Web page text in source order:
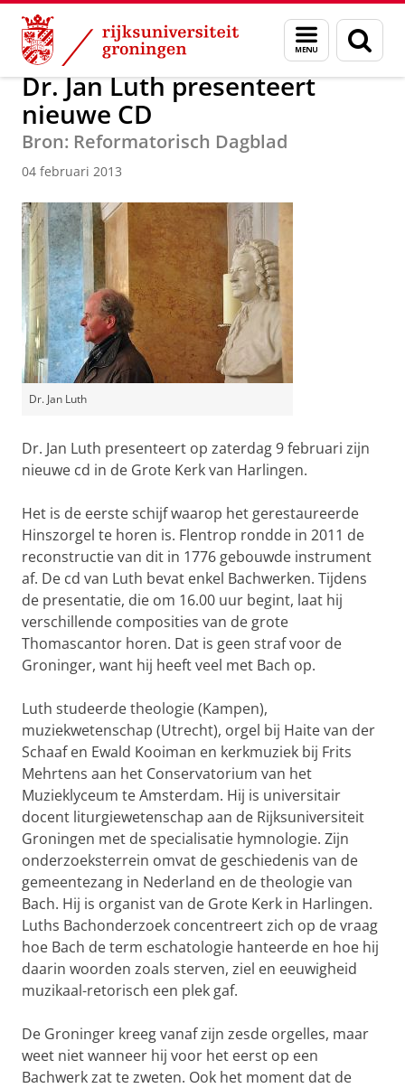
Skip
Content
Skip
Navigation
Menu
en
zoeken
Over ons Actueel Nieuws Nieuwsberichten
Dr. Jan Luth presenteert
nieuwe CD
Bron: Reformatorisch Dagblad
04 februari 2013
Dr. Jan Luth
Dr. Jan Luth presenteert op zaterdag 9 februari zijn
nieuwe cd in de Grote Kerk van Harlingen.
Het is de eerste schijf waarop het gerestaureerde
Hinszorgel te horen is. Flentrop rondde in 2011 de
reconstructie van dit in 1776 gebouwde instrument
af. De cd van Luth bevat enkel Bachwerken. Tijdens
de presentatie, die om 16.00 uur begint, laat hij
verschillende composities van de grote
Thomascantor horen. Dat is geen straf voor de
Groninger, want hij heeft veel met Bach op.
Luth studeerde theologie (Kampen),
muziekwetenschap (Utrecht), orgel bij Haite van der
Schaaf en Ewald Kooiman en kerkmuziek bij Frits
Mehrtens aan het Conservatorium van het
Muzieklyceum te Amsterdam. Hij is universitair
docent liturgiewetenschap aan de Rijksuniversiteit
Groningen met de specialisatie hymnologie. Zijn
onderzoeksterrein omvat de geschiedenis van de
gemeentezang in Nederland en de theologie van
Bach. Hij is organist van de Grote Kerk in Harlingen.
Luths Bachonderzoek concentreert zich op de vraag
hoe Bach de term eschatologie hanteerde en hoe hij
daarin woorden zoals sterven, ziel en eeuwigheid
muzikaal-retorisch een plek gaf.
De Groninger kreeg vanaf zijn zesde orgelles, maar
weet niet wanneer hij voor het eerst op een
Bachwerk zat te zweten. Ook het moment dat de